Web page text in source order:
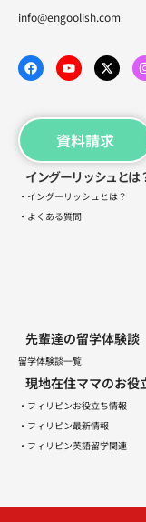
info@engoolish.com
資料請求
イングーリッシュとは
・イングーリッシュとは？
・よくある質問
先輩達の留学体験談
留学体験談一覧
現地在住ママのお役
・フィリピンお役立ち情報
・フィリピン最新情報
・フィリピン英語留学関連